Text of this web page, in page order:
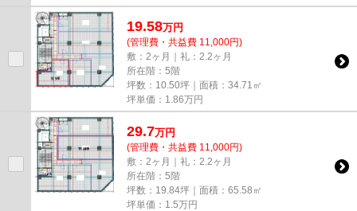
19.58万円
(管理費・共益費 11,000円)
敷：2ヶ月｜礼：2.2ヶ月
所在階：5階
坪数：10.50坪｜面積：34.71㎡
坪単価： 1.86万円
29.7万円
(管理費・共益費 11,000円)
敷：2ヶ月｜礼：2.2ヶ月
所在階：5階
坪数：19.84坪｜面積：65.58㎡
坪単価： 1.5万円